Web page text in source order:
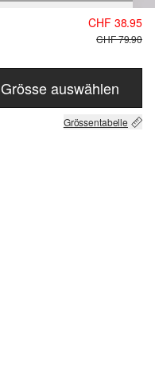
CHF 38.95
CHF 79.90
Grösse auswählen
Grössentabelle